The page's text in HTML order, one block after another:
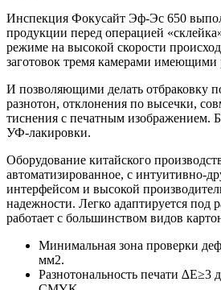
Инспекция Фокусайт Эф-Эс 650
продукции перед операцией
режиме на высокой скорости
заготовок тремя камерами имеющими
И позволяющими делать отбраковку
разнотон, отклонения по высечки,
тиснения с печатным изображением.
УФ-лакировки.
Оборудование китайского
автоматизированное, с интуитивно-
интерфейсом и высокой
надежности. Легко адаптируется под
работает с большинством видов
Минимальная зона проверки
мм2.
Разнотональность печати ∆E≥3